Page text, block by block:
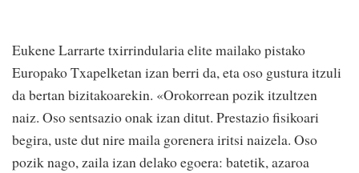
Eukene Larrarte txirrindularia elite mailako pistako
Europako Txapelketan izan berri da, eta oso gustura itzuli
da bertan bizitakoarekin. «Orokorrean pozik itzultzen
naiz. Oso sentsazio onak izan ditut. Prestazio fisikoari
begira, uste dut nire maila gorenera iritsi naizela. Oso
pozik nago, zaila izan delako egoera: batetik, azaroa